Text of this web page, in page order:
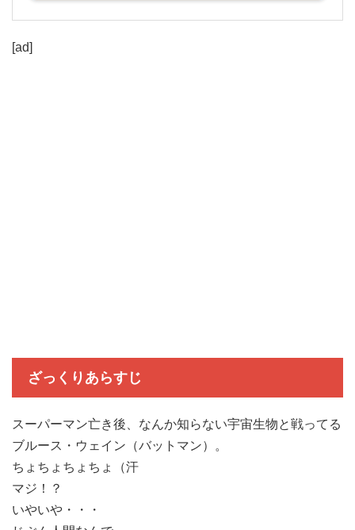
[ad]
ざっくりあらすじ
スーパーマン亡き後、なんか知らない宇宙生物と戦ってる
ブルース・ウェイン（バットマン）。
ちょちょちょちょ（汗
マジ！？
いやいや・・・